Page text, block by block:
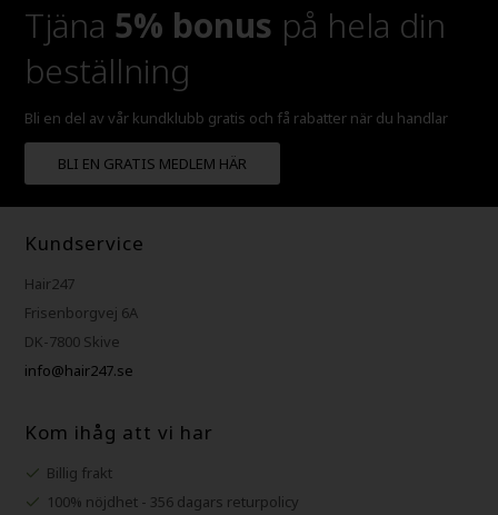
Tjäna 5% bonus på hela din
beställning
Bli en del av vår kundklubb gratis och få rabatter när du handlar
BLI EN GRATIS MEDLEM HÄR
Kundservice
Hair247
Frisenborgvej 6A
DK-7800 Skive
info@hair247.se
Kom ihåg att vi har
Billig frakt
100% nöjdhet - 356 dagars returpolicy